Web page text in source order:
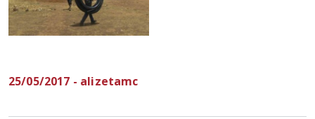
25/05/2017 - alizetamc